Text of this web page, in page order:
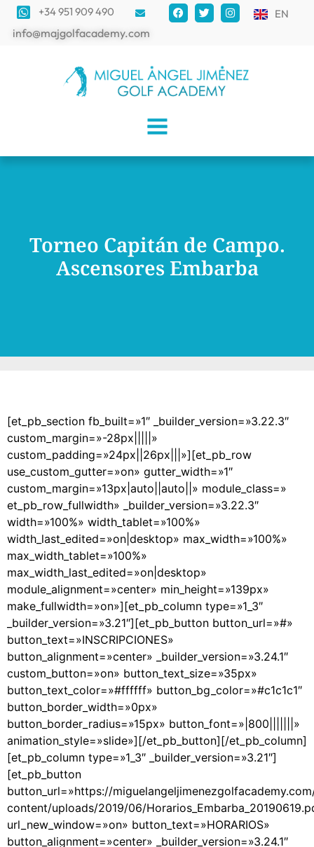
+34 951 909 490
info@majgolfacademy.com
EN
Torneo Capitán de Campo.
Ascensores Embarba
[et_pb_section fb_built=»1″ _builder_version=»3.22.3″
custom_margin=»-28px|||||»
custom_padding=»24px||26px|||»][et_pb_row
use_custom_gutter=»on» gutter_width=»1″
custom_margin=»13px|auto||auto||» module_class=»
et_pb_row_fullwidth» _builder_version=»3.22.3″
width=»100%» width_tablet=»100%»
width_last_edited=»on|desktop» max_width=»100%»
max_width_tablet=»100%»
max_width_last_edited=»on|desktop»
module_alignment=»center» min_height=»139px»
make_fullwidth=»on»][et_pb_column type=»1_3″
_builder_version=»3.21″][et_pb_button button_url=»#»
button_text=»INSCRIPCIONES»
button_alignment=»center» _builder_version=»3.24.1″
custom_button=»on» button_text_size=»35px»
button_text_color=»#ffffff» button_bg_color=»#c1c1c1″
button_border_width=»0px»
button_border_radius=»15px» button_font=»|800|||||||»
animation_style=»slide»][/et_pb_button][/et_pb_column]
[et_pb_column type=»1_3″ _builder_version=»3.21″]
[et_pb_button
button_url=»https://
content/uploads/2019/06/
url_new_window=»on» button_text=»HORARIOS»
button_alignment=»center» _builder_version=»3.24.1″